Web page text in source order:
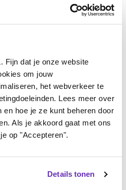
Fijn dat je onze website
om jouw
het webverkeer te
Lees meer over
en hoe je ze kunt beheren door
Als je akkoord gaat met ons
op "Accepteren".
Details tonen
overheersen negatieve
de respondenten vond dat
hoog´ of ´te hoog´ werd
van mening dat de
of ‘weinig’ bekend was met